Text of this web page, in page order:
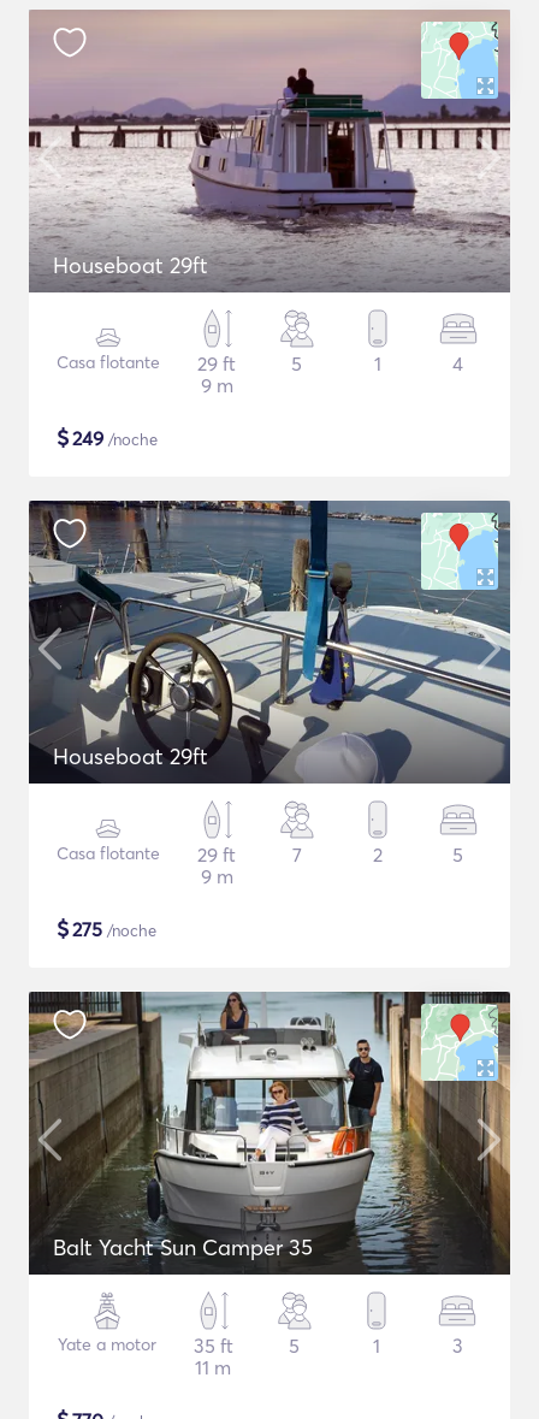
Houseboat 29ft
Casa flotante
29 ft
9 m
5 1 4
$249 /noche
Houseboat 29ft
Casa flotante
29 ft
9 m
7 2 5
$275 /noche
Balt Yacht Sun Camper 35
Yate a motor
35 ft
11 m
5 1 3